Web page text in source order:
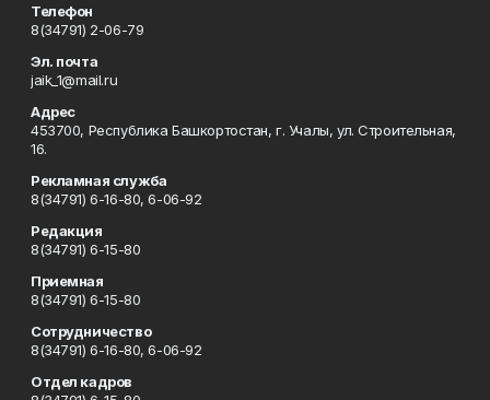
Телефон
8(34791) 2-06-79
Эл. почта
jaik_1@mail.ru
Адрес
453700, Республика Башкортостан, г. Учалы, ул. Строительная,
16.
Рекламная служба
8(34791) 6-16-80, 6-06-92
Редакция
8(34791) 6-15-80
Приемная
8(34791) 6-15-80
Сотрудничество
8(34791) 6-16-80, 6-06-92
Отдел кадров